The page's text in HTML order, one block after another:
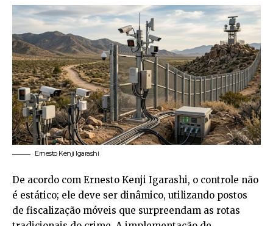
Ernesto Kenji Igarashi
De acordo com Ernesto Kenji Igarashi, o controle não
é estático; ele deve ser dinâmico, utilizando postos
de fiscalização móveis que surpreendam as rotas